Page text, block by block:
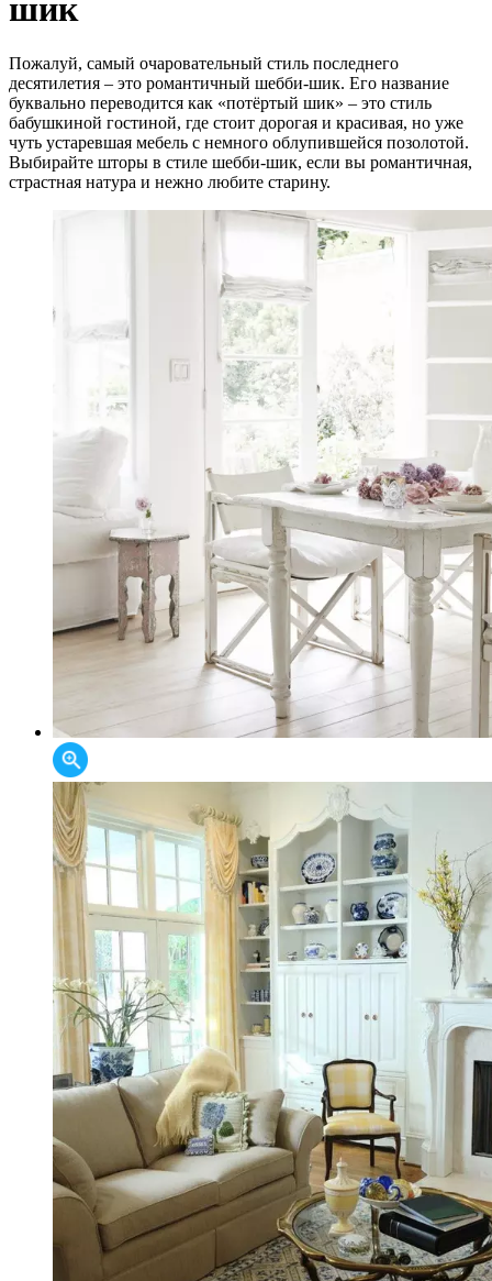
шик
Пожалуй, самый очаровательный стиль последнего
десятилетия – это романтичный шебби-шик. Его название
буквально переводится как «потёртый шик» – это стиль
бабушкиной гостиной, где стоит дорогая и красивая, но уже
чуть устаревшая мебель с немного облупившейся позолотой.
Выбирайте шторы в стиле шебби-шик, если вы романтичная,
страстная натура и нежно любите старину.